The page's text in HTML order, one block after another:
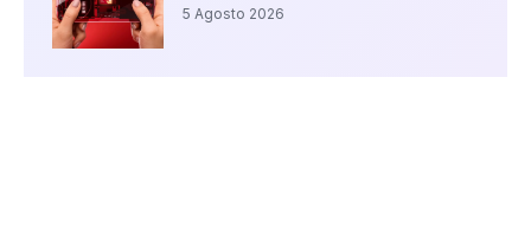
5 Agosto 2026